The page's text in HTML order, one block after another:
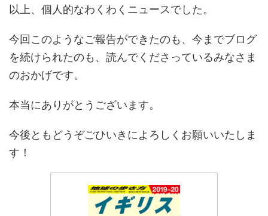
以上、個人的なわくわくニュースでした。
今回このようなご報告ができたのも、今までブログ
を続けられたのも、読んでくださっているみなさま
のおかげです。
本当にありがとうございます。
今後ともどうぞごひいきによろしくお願いいたしま
す！